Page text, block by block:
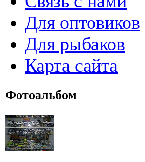
Для оптовиков
Для рыбаков
Карта сайта
Фотоальбом